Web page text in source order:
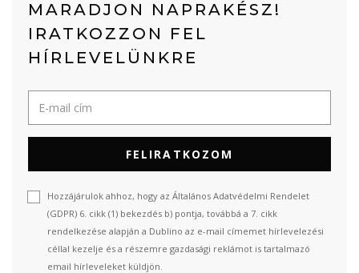
MARADJON NAPRAKÉSZ!
IRATKOZZON FEL
HÍRLEVELÜNKRE
FELIRATKOZOM
Hozzájárulok ahhoz, hogy az Általános Adatvédelmi Rendelet
(GDPR) 6. cikk (1) bekezdés b) pontja, továbbá a 7. cikk
rendelkezése alapján a Dublino az e-mail címemet hírlevelezési
céllal kezelje és a részemre gazdasági reklámot is tartalmazó
email hírleveleket küldjön.